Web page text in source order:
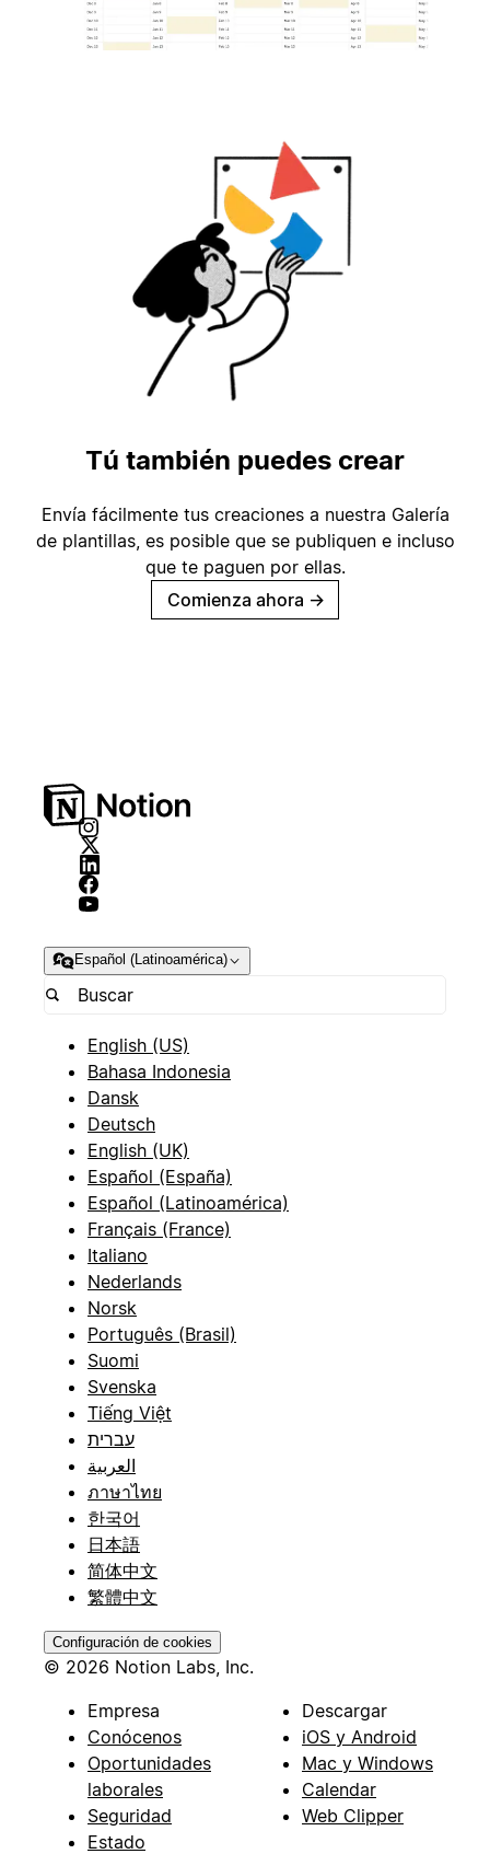
Tú también puedes crear
Envía fácilmente tus creaciones a nuestra Galería
de plantillas, es posible que se publiquen e incluso
que te paguen por ellas.
Comienza ahora →
Español (Latinoamérica)
English (US)
Bahasa Indonesia
Dansk
Deutsch
English (UK)
Español (España)
Español (Latinoamérica)
Français (France)
Italiano
Nederlands
Norsk
Português (Brasil)
Suomi
Svenska
Tiếng Việt
עברית
العربية
ภาษาไทย
한국어
日本語
简体中文
繁體中文
Configuración de cookies
© 2026 Notion Labs, Inc.
Empresa
Conócenos
Oportunidades
laborales
Seguridad
Estado
Descargar
iOS y Android
Mac y Windows
Calendar
Web Clipper